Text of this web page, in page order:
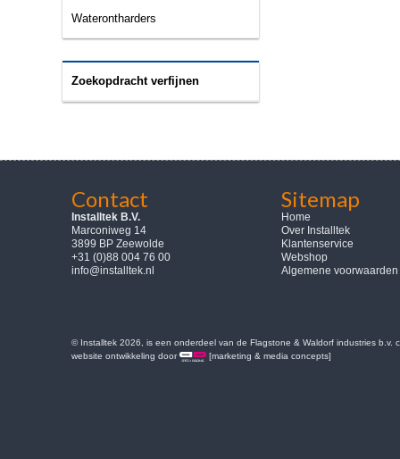
Waterontharders
Zoekopdracht verfijnen
Contact
Installtek B.V.
Marconiweg 14
3899 BP Zeewolde
+31 (0)88 004 76 00
info@installtek.nl
Sitemap
Home
Over Installtek
Klantenservice
Webshop
Algemene voorwaarden
© Installtek 2026, is een onderdeel van de Flagstone & Waldorf industries b.v.
website ontwikkeling door
[marketing & media concepts]